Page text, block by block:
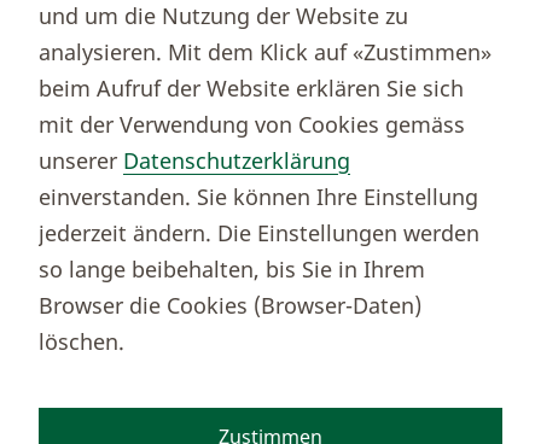
Thurgauer Kantonalbank
Bankenclearingnr.
784
BIC (SWIFT)
KBTGCH22
Weitere TKB Nummern
Rechtliche Hinweise
Barrierefreiheit
Cookie-Einstellungen
und um die Nutzung der Website zu
analysieren. Mit dem Klick auf «Zustimmen»
beim Aufruf der Website erklären Sie sich
mit der Verwendung von Cookies gemäss
unserer Datenschutzerklärung
einverstanden. Sie können Ihre Einstellung
jederzeit ändern. Die Einstellungen werden
so lange beibehalten, bis Sie in Ihrem
Browser die Cookies (Browser-Daten)
löschen.
Zustimmen